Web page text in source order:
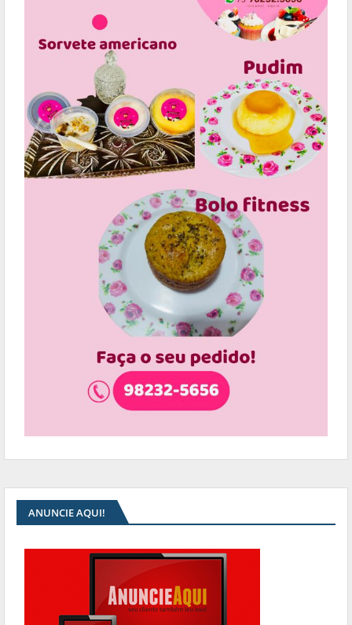
ANUNCIE AQUI!